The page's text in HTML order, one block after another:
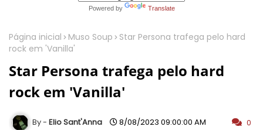
Powered by Translate
Página inicial Muso Soup
Star Persona trafega pelo hard
rock em 'Vanilla'
Star Persona trafega pelo hard
rock em 'Vanilla'
Elio Sant'Anna 8/08/2023 09:00:00 AM 0